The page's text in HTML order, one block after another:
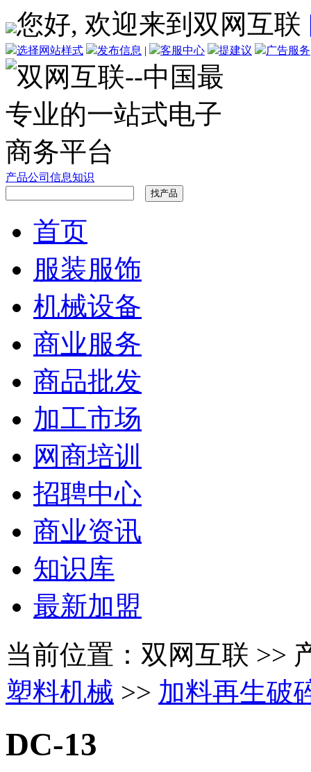
您好, 欢迎来到双网互联
选择网站样式 发布信息 | 客服中心 提建议 广告服务
产品公司 信息知识
首页
服装服饰
机械设备
商业服务
商品批发
加工市场
网商培训
招聘中心
商业资讯
知识库
最新加盟
当前位置：双网互联 >>
塑料机械 >> 加料再生破
DC-13